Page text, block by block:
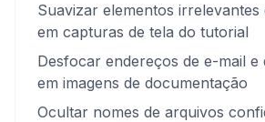
Suavizar elementos irrelevantes
em capturas de tela do tutorial
Desfocar endereços de e-mail e
em imagens de documentação
Ocultar nomes de arquivos